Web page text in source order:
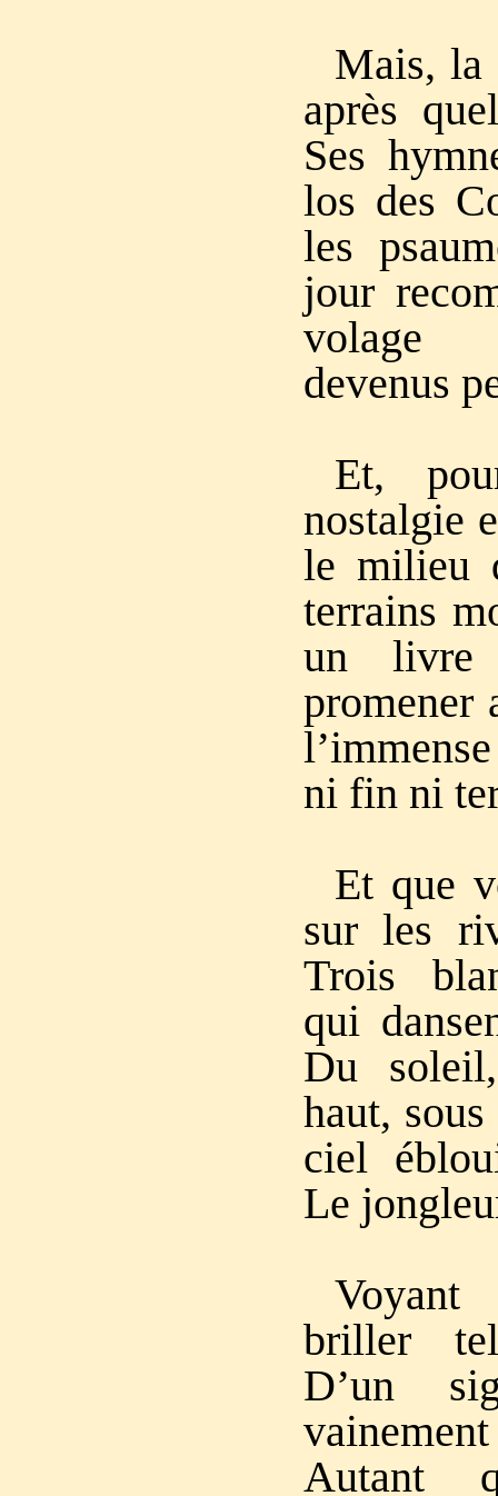
Mais, la
après
Ses
los des
les
jour
volage
devenus
Et,
nostalgie
le milieu
terrains
un livre
promener
ni fin ni
Et que
sur les
Trois
qui
Du
haut,
ciel
Le
briller
D’un
Autant